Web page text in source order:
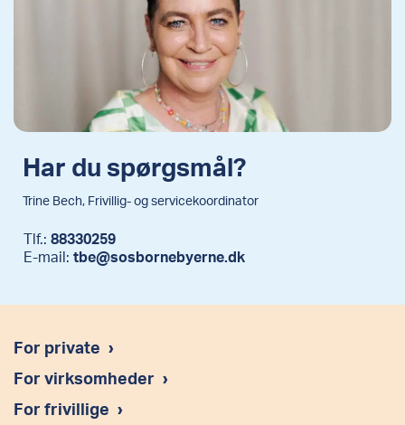
Har du spørgsmål?
Trine Bech, Frivillig- og servicekoordinator
Tlf.: 88330259
E-mail: tbe@sosbornebyerne.dk
For private ›
For virksomheder ›
For frivillige ›